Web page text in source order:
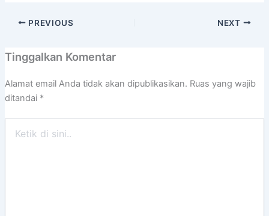
PREVIOUS NEXT
Tinggalkan Komentar
Alamat email Anda tidak akan dipublikasikan. Ruas yang wajib
ditandai *